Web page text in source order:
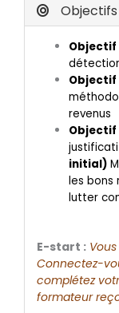
Objectif
Objectif
revenus
Objectif
initial)
les bons
lutter
E-start :
Connectez-
complétez
formateur